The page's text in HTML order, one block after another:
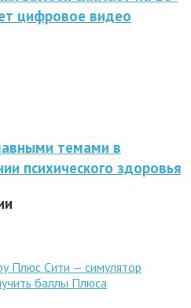
цифровое видео
темами в
психического здоровья
Плюс Сити — симулятор
баллы Плюса